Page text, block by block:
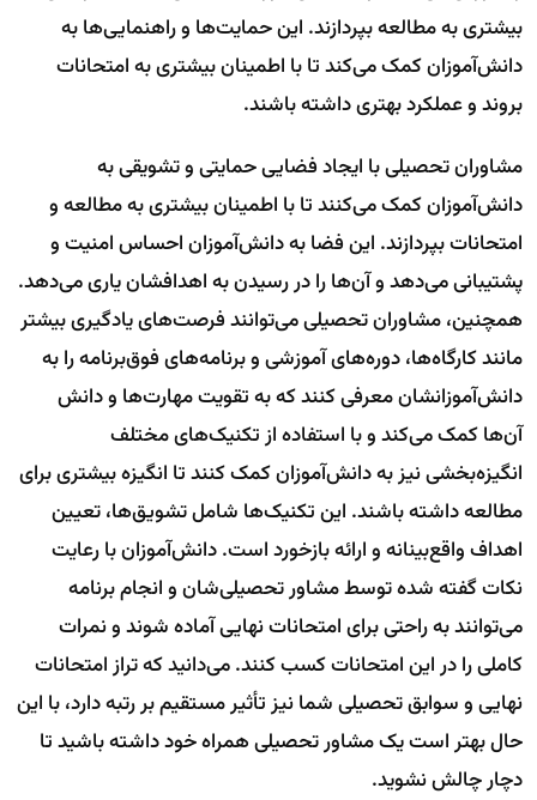
بیشتری به مطالعه بپردازند. این حمایت‌ها و راهنمایی‌ها به
دانش‌آموزان کمک می‌کند تا با اطمینان بیشتری به امتحانات
بروند و عملکرد بهتری داشته باشند.
مشاوران تحصیلی با ایجاد فضایی حمایتی و تشویقی به
دانش‌آموزان کمک می‌کنند تا با اطمینان بیشتری به مطالعه و
امتحانات بپردازند. این فضا به دانش‌آموزان احساس امنیت و
پشتیبانی می‌دهد و آن‌ها را در رسیدن به اهدافشان یاری می‌دهد.
همچنین، مشاوران تحصیلی می‌توانند فرصت‌های یادگیری بیشتر
مانند کارگاه‌ها، دوره‌های آموزشی و برنامه‌های فوق‌برنامه را به
دانش‌آموزانشان معرفی کنند که به تقویت مهارت‌ها و دانش
آن‌ها کمک می‌کند و با استفاده از تکنیک‌های مختلف
انگیزه‌بخشی نیز به دانش‌آموزان کمک کنند تا انگیزه بیشتری برای
مطالعه داشته باشند. این تکنیک‌ها شامل تشویق‌ها، تعیین
اهداف واقع‌بینانه و ارائه بازخورد است. دانش‌آموزان با رعایت
نکات گفته شده توسط مشاور تحصیلی‌شان و انجام برنامه
می‌توانند به راحتی برای امتحانات نهایی آماده شوند و نمرات
کاملی را در این امتحانات کسب کنند. می‌دانید که تراز امتحانات
نهایی و سوابق تحصیلی شما نیز تأثیر مستقیم بر رتبه دارد، با این
حال بهتر است یک مشاور تحصیلی همراه خود داشته باشید تا
دچار چالش نشوید.